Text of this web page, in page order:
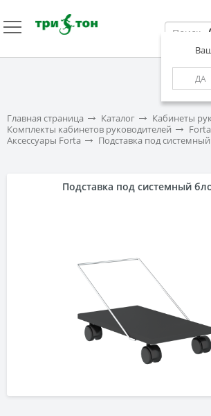
ДА
Главная страница Каталог
Кабинеты
Комплекты кабинетов руководителей
Forta
Аксессуары Forta
Подставка под системный
Подставка под системный